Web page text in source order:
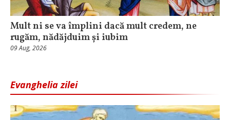
Mult ni se va împlini dacă mult credem, ne
rugăm, nădăjduim și iubim
09 Aug, 2026
Evanghelia zilei